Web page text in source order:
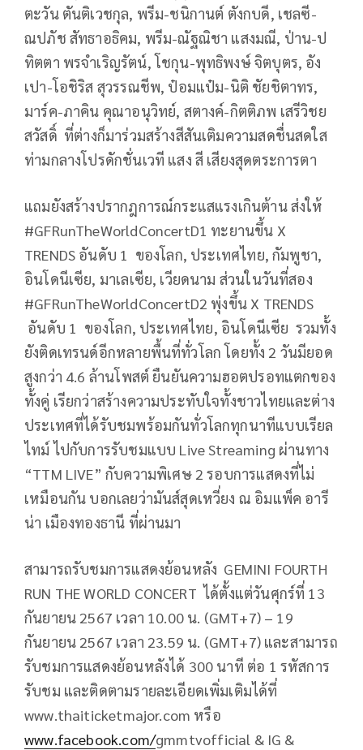
ตะวัน ตันติเวชกุล, พรีม-ชนิกานต์ ตังกบดี, เชลซี-
ณปภัช สัทธาอธิคม, พรีม-ณัฐณิชา แสงมณี, ป่าน-ป
ทิตตา พรจำเริญรัตน์, โชกุน-พุทธิพงษ์ จิตบุตร, อัง
เปา-โอชิริส สุวรรณชีพ, ป๋อมแป๋ม-นิติ ชัยชิตาทร,
มาร์ค-ภาคิน คุณาอนุวิทย์, สตางค์-กิตติภพ เสรีวิชย
สวัสดิ์ ที่ต่างก็มาร่วมสร้างสีสันเติมความสดชื่นสดใส
ท่ามกลางโปรดักชั่นเวที แสง สี เสียงสุดตระการตา
แถมยังสร้างปรากฎการณ์กระแสแรงเกินต้าน ส่งให้
#GFRunTheWorldConcertD1 ทะยานขึ้น X
TRENDS อันดับ 1 ของโลก, ประเทศไทย, กัมพูชา,
อินโดนีเซีย, มาเลเซีย, เวียดนาม ส่วนในวันที่สอง
#GFRunTheWorldConcertD2 พุ่งขึ้น X TRENDS
อันดับ 1 ของโลก, ประเทศไทย, อินโดนีเซีย รวมทั้ง
ยังติดเทรนด์อีกหลายพื้นที่ทั่วโลก โดยทั้ง 2 วันมียอด
สูงกว่า 4.6 ล้านโพสต์ ยืนยันความฮอตปรอทแตกของ
ทั้งคู่ เรียกว่าสร้างความประทับใจทั้งชาวไทยและต่าง
ประเทศที่ได้รับชมพร้อมกันทั่วโลกทุกนาทีแบบเรียล
ไทม์ ไปกับการรับชมแบบ Live Streaming ผ่านทาง
“TTM LIVE” กับความพิเศษ 2 รอบการแสดงที่ไม่
เหมือนกัน บอกเลยว่ามันส์สุดเหวี่ยง ณ อิมแพ็ค อารี
น่า เมืองทองธานี ที่ผ่านมา
สามารถรับชมการแสดงย้อนหลัง GEMINI FOURTH
RUN THE WORLD CONCERT ได้ตั้งแต่วันศุกร์ที่ 13
กันยายน 2567 เวลา 10.00 น. (GMT+7) – 19
กันยายน 2567 เวลา 23.59 น. (GMT+7) และสามารถ
รับชมการแสดงย้อนหลังได้ 300 นาที ต่อ 1 รหัสการ
รับชม และติดตามรายละเอียดเพิ่มเติมได้ที่
www.thaiticketmajor.com หรือ
www.facebook.com/gmmtvofficial & IG &